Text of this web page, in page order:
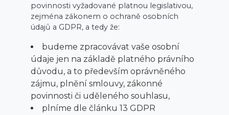
povinnosti vyžadované platnou legislativou,
zejména zákonem o ochraně osobních
údajů a GDPR, a tedy že:
budeme zpracovávat vaše osobní
údaje jen na základě platného právního
důvodu, a to především oprávněného
zájmu, plnění smlouvy, zákonné
povinnosti či uděleného souhlasu,
plníme dle článku 13 GDPR